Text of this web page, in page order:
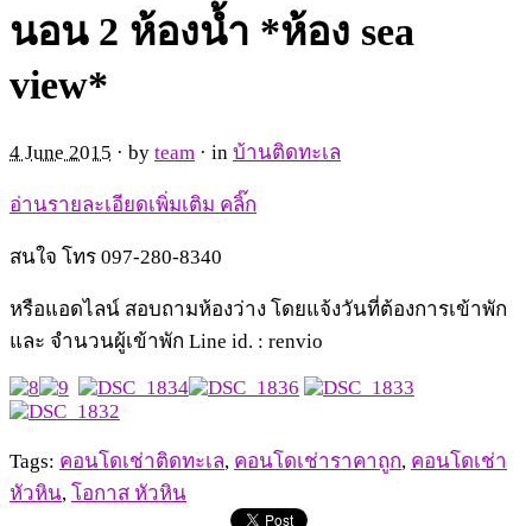
นอน 2 ห้องน้ำ *ห้อง sea
view*
4 June 2015 · by team · in บ้านติดทะเล
อ่านรายละเอียดเพิ่มเติม คลิ๊ก
สนใจ โทร 097-280-8340
หรือแอดไลน์ สอบถามห้องว่าง โดยแจ้งวันที่ต้องการเข้าพัก
และ จำนวนผู้เข้าพัก Line id. : renvio
Tags: คอนโดเช่าติดทะเล, คอนโดเช่าราคาถูก, คอนโดเช่า
หัวหิน, โอกาส หัวหิน